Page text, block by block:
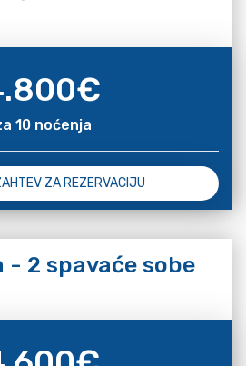
€
10 noćenja
ZA REZERVACIJU
- 2 spavaće sobe